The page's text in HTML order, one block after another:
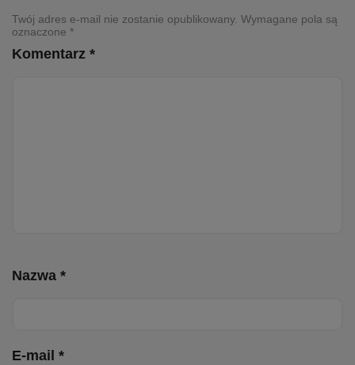
Twój adres e-mail nie zostanie opublikowany. Wymagane pola są
oznaczone *
Komentarz *
Nazwa *
E-mail *